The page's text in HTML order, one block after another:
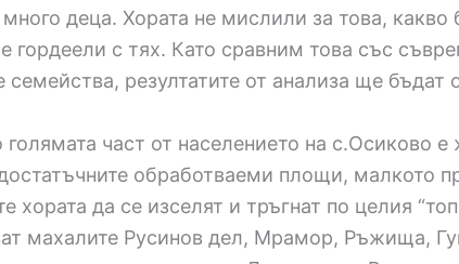
деца. Хората не мислили за това,
гордеели с тях. Като сравним това със
семейства, резултатите от анализа ще бъдат
част от населението на с.Осиково
обработваеми площи, малкото
хората да се изселят и тръгнат по целия
махалите Русинов дел, Мрамор, Ръжища,